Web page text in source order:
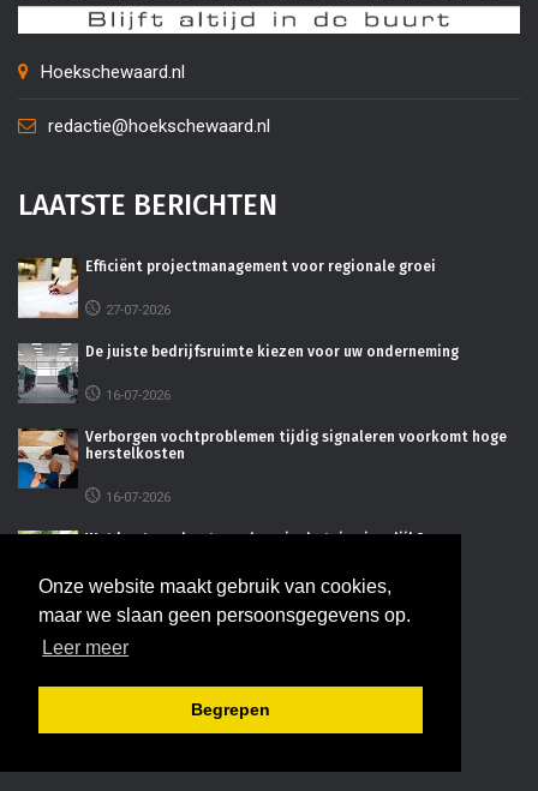
Onze website maakt gebruik van cookies,
maar we slaan geen persoonsgegevens op.
Leer meer
Begrepen
Hoekschewaard.nl
redactie@hoekschewaard.nl
LAATSTE BERICHTEN
Efficiënt projectmanagement voor regionale groei
27-07-2026
De juiste bedrijfsruimte kiezen voor uw onderneming
16-07-2026
Verborgen vochtproblemen tijdig signaleren voorkomt hoge
herstelkosten
16-07-2026
Wat kost een houten schuur in de tuin eigenlijk?
25-06-2026
INFORMATIE